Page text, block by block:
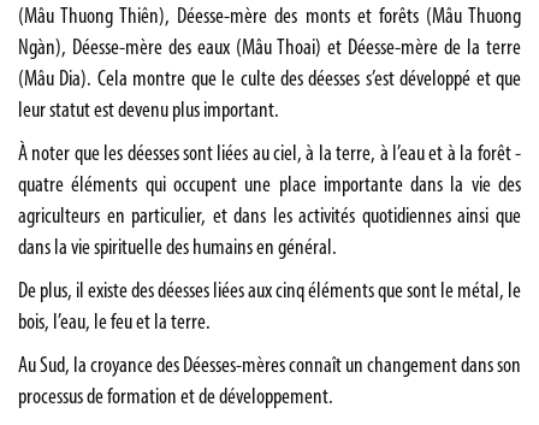
(Mâu Thuong Thiên), Déesse-mère des monts et forêts (Mâu Thuong
Ngàn), Déesse-mère des eaux (Mâu Thoai) et Déesse-mère de la terre
(Mâu Dia). Cela montre que le culte des déesses s’est développé et que
leur statut est devenu plus important.
À noter que les déesses sont liées au ciel, à la terre, à l’eau et à la forêt -
quatre éléments qui occupent une place importante dans la vie des
agriculteurs en particulier, et dans les activités quotidiennes ainsi que
dans la vie spirituelle des humains en général.
De plus, il existe des déesses liées aux cinq éléments que sont le métal, le
bois, l’eau, le feu et la terre.
Au Sud, la croyance des Déesses-mères connaît un changement dans son
processus de formation et de développement.